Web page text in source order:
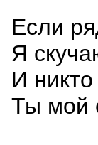
Если
Я
И
Ты мой